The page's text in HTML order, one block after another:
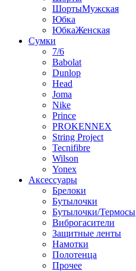
ШортыМужская
Юбка
ЮбкаЖенская
Сумки
7/6
Babolat
Dunlop
Head
Joma
Nike
Prince
PROKENNEX
String Project
Tecnifibre
Wilson
Yonex
Аксессуары
Брелоки
Бутылочки
Бутылочки/Термосы
Виброгасители
Защитные ленты
Намотки
Полотенца
Прочее